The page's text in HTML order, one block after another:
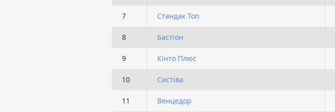
7 Стандак Топ
8 Бастіон
9 Кінто Плюс
10 Систіва
11 Венцедор